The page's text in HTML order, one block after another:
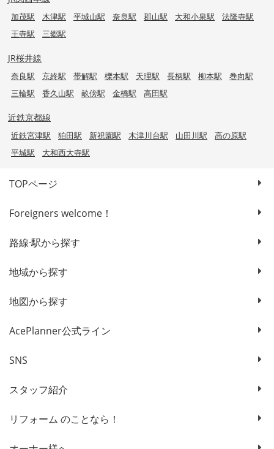
加茂駅 木津駅 平城山駅 奈良駅 郡山駅 大和小泉駅
法隆寺駅
王寺駅
三郷駅
JR桜井線
奈良駅 京終駅 帯解駅 櫟本駅 天理駅 長柄駅 柳本駅
巻向駅
三輪駅
香久山駅 畝傍駅 金橋駅 高田駅
近鉄京都線
近鉄宮津駅 狛田駅 新祝園駅 木津川台駅 山田川駅
高の原駅
平城駅
大和西大寺駅
TOPページ
Foreigners welcome！
路線·駅から探す
地域から探す
地図から探す
AcePlanner公式ライン
SNS
スタッフ紹介
リフォーム のことなら！